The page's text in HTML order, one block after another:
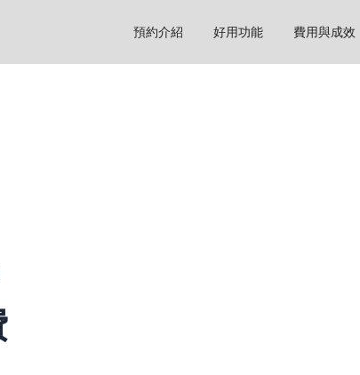
預約介紹 好用功能 費用與成效